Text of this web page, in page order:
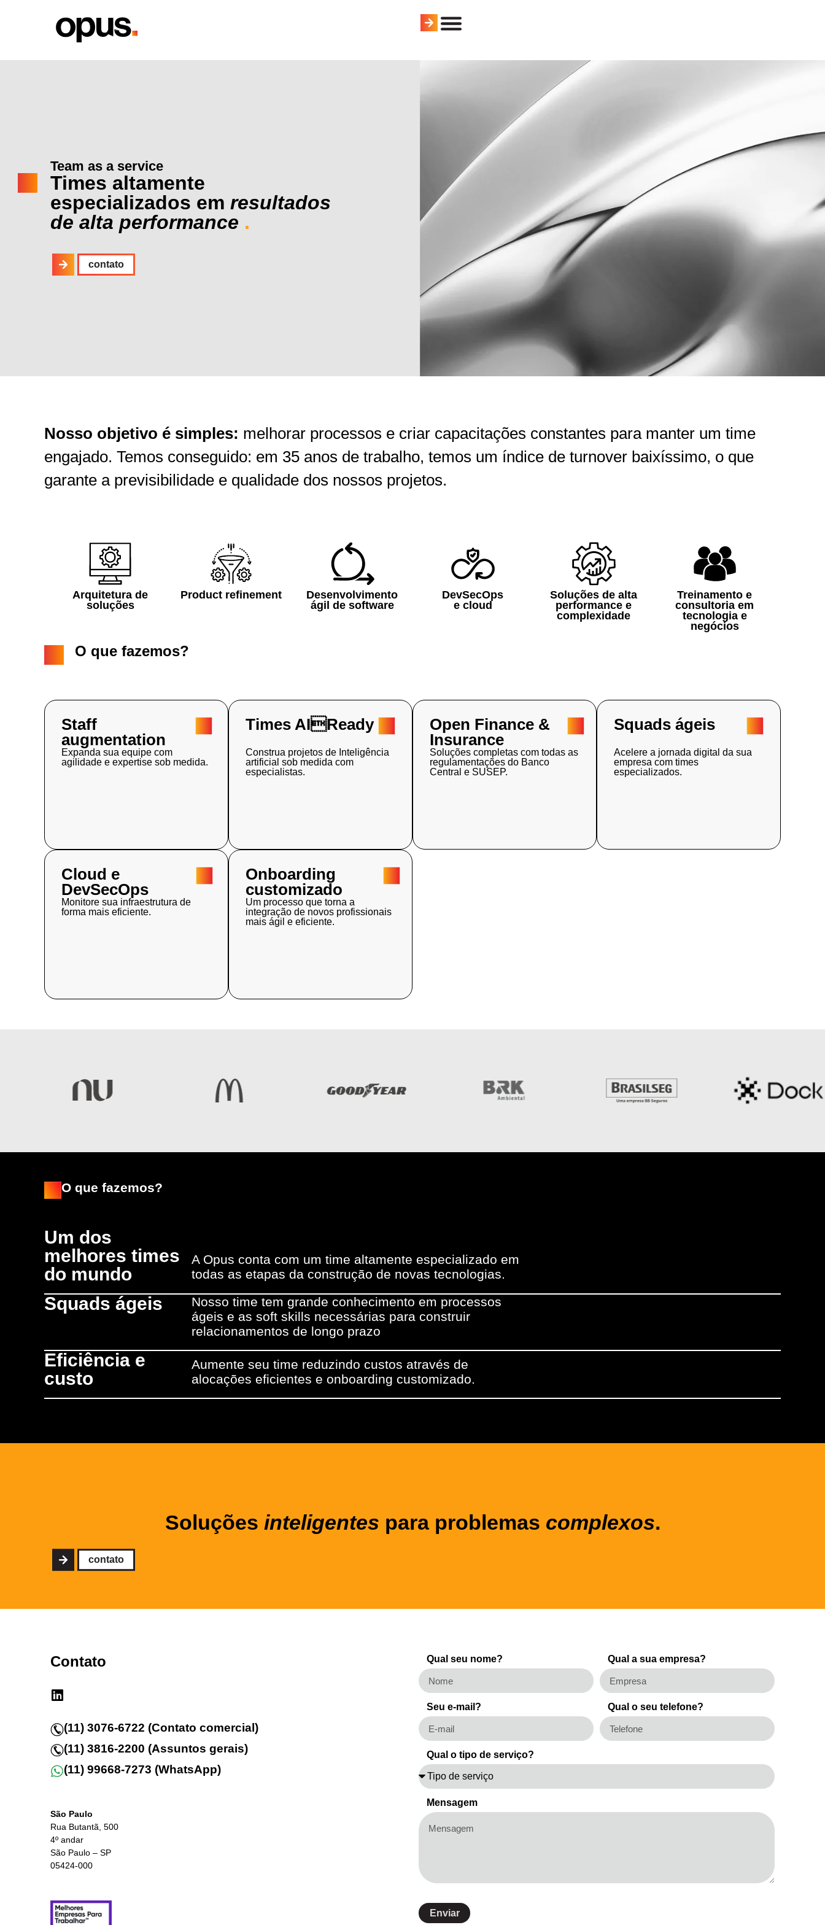
Team as a service
Times altamente
especializados em resultados
de alta performance .
contato
Nosso objetivo é simples: melhorar processos e criar capacitações constantes para manter um time
engajado. Temos conseguido: em 35 anos de trabalho, temos um índice de turnover baixíssimo, o que
garante a previsibilidade e qualidade dos nossos projetos.
Arquitetura de
soluções
Product refinement​
Desenvolvimento
ágil de software
DevSecOps
e cloud
Soluções de alta
performance e
complexidade
Treinamento e
consultoria em
tecnologia e
negócios
O que fazemos?
Staff
augmentation
Expanda sua equipe com
agilidade e expertise sob medida.
Times AIReady
Construa projetos de Inteligência
artificial sob medida com
especialistas.
Open Finance &
Insurance
Soluções completas com todas as
regulamentações do Banco
Central e SUSEP.
Squads ágeis
Acelere a jornada digital da sua
empresa com times
especializados.
Cloud e
DevSecOps
Monitore sua infraestrutura de
forma mais eficiente.
Onboarding
customizado
Um processo que torna a
integração de novos profissionais
mais ágil e eficiente.
O que fazemos?
Um dos
melhores times
do mundo
A Opus conta com um time altamente especializado em
todas as etapas da construção de novas tecnologias.
Squads ágeis
Nosso time tem grande conhecimento em processos
ágeis e as soft skills necessárias para construir
relacionamentos de longo prazo
Eficiência e
custo
Aumente seu time reduzindo custos através de
alocações eficientes e onboarding customizado.
Soluções inteligentes para problemas complexos.
contato
Contato
(11) 3076-6722 (Contato comercial)
(11) 3816-2200 (Assuntos gerais)
(11) 99668-7273 (WhatsApp)
São Paulo
Rua Butantã, 500
4º andar
São Paulo – SP
05424-000
Qual seu nome? Qual a sua empresa?
Seu e-mail? Qual o seu telefone?
Qual o tipo de serviço?
Mensagem
Enviar